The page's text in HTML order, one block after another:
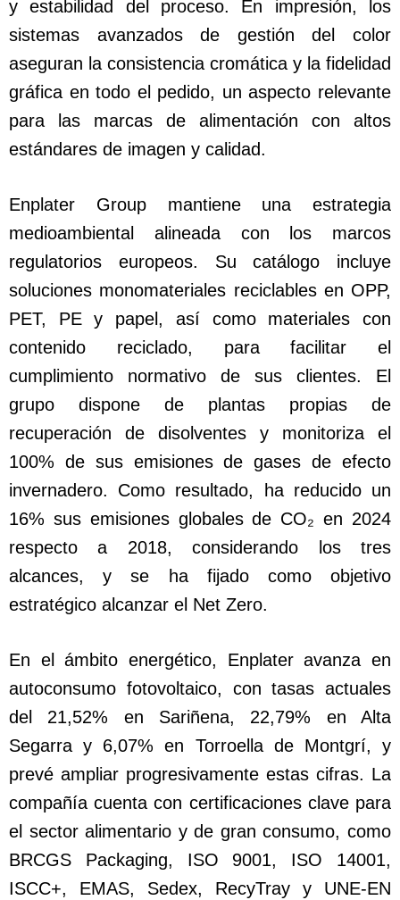
y estabilidad del proceso. En impresión, los
sistemas avanzados de gestión del color
aseguran la consistencia cromática y la fidelidad
gráfica en todo el pedido, un aspecto relevante
para las marcas de alimentación con altos
estándares de imagen y calidad.
Enplater Group mantiene una estrategia
medioambiental alineada con los marcos
regulatorios europeos. Su catálogo incluye
soluciones monomateriales reciclables en OPP,
PET, PE y papel, así como materiales con
contenido reciclado, para facilitar el
cumplimiento normativo de sus clientes. El
grupo dispone de plantas propias de
recuperación de disolventes y monitoriza el
100% de sus emisiones de gases de efecto
invernadero. Como resultado, ha reducido un
16% sus emisiones globales de CO₂ en 2024
respecto a 2018, considerando los tres
alcances, y se ha fijado como objetivo
estratégico alcanzar el Net Zero.
En el ámbito energético, Enplater avanza en
autoconsumo fotovoltaico, con tasas actuales
del 21,52% en Sariñena, 22,79% en Alta
Segarra y 6,07% en Torroella de Montgrí, y
prevé ampliar progresivamente estas cifras. La
compañía cuenta con certificaciones clave para
el sector alimentario y de gran consumo, como
BRCGS Packaging, ISO 9001, ISO 14001,
ISCC+, EMAS, Sedex, RecyTray y UNE-EN